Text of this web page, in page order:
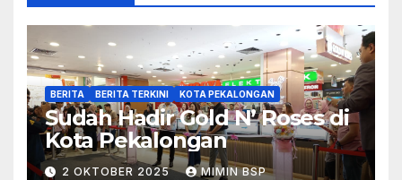
BERITA BERITA TERKINI KOTA PEKALONGAN
Sudah Hadir Gold N’ Roses di
Kota Pekalongan
2 OKTOBER 2025 MIMIN BSP